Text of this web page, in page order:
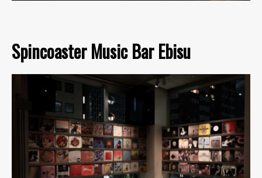
Spincoaster Music Bar Ebisu